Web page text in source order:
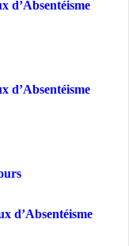
d’Absentéisme
d’Absentéisme
d’Absentéisme